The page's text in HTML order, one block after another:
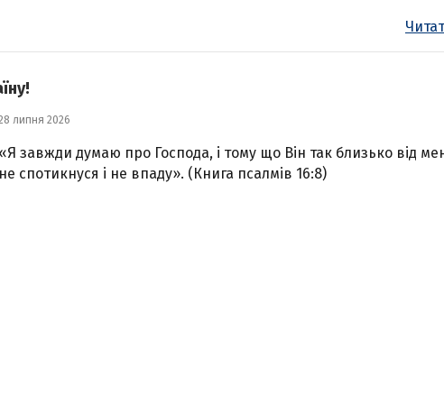
липня 2026
«Я завжди думаю про Господа, і тому що Він так близько від
не спотикнуся і не впаду». (Книга псалмів 16:8)